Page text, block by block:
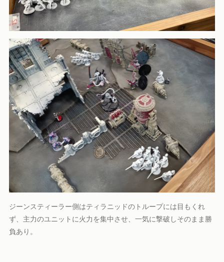
ジーンスティーラー側はティラニッドのトループには目もくれ
ず、主力のユニットに火力を集中させ、一気に撃破しそのまま勝
負あり。